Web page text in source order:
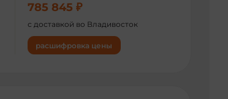
785 845 ₽
с доставкой во Владивосток
расшифровка цены